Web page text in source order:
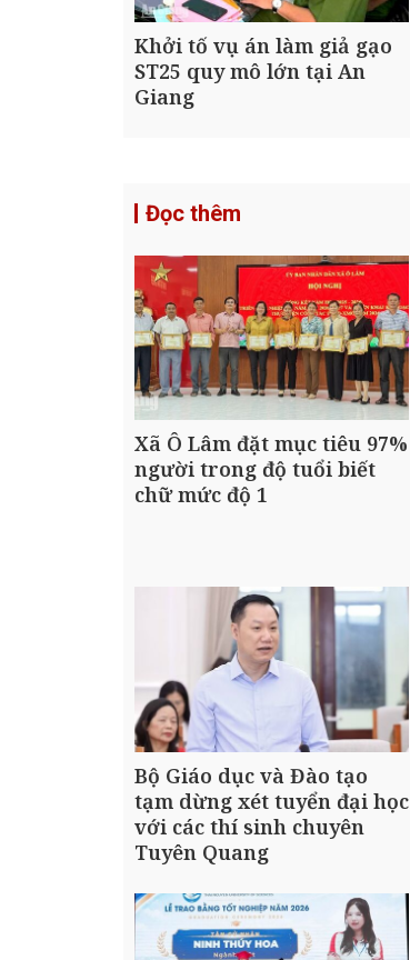
Khởi tố vụ án làm giả gạo
ST25 quy mô lớn tại An
Giang
Đọc thêm
Xã Ô Lâm đặt mục tiêu 97%
người trong độ tuổi biết
chữ mức độ 1
Bộ Giáo dục và Đào tạo
tạm dừng xét tuyển đại học
với các thí sinh chuyên
Tuyên Quang